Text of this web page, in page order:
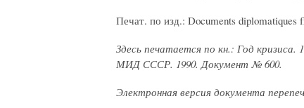
Печат. по изд.: Documents diplomatiques
Здесь печатается по кн.: Год
МИД СССР. 1990. Документ № 600.
Электронная версия документа